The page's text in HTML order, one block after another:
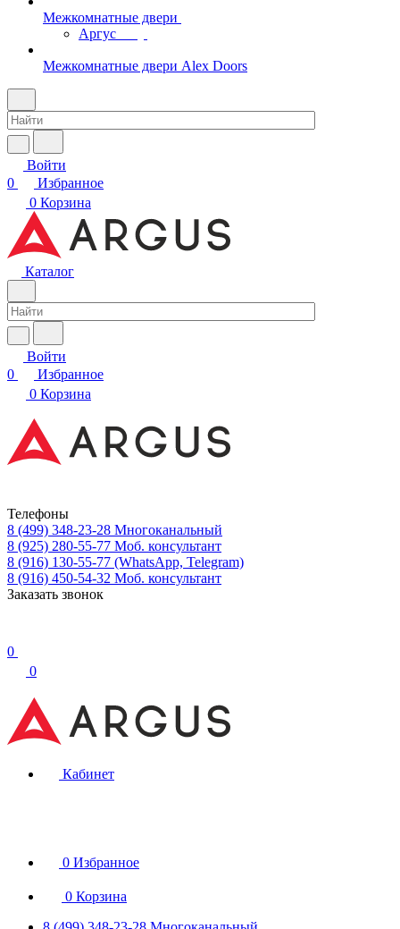
Межкомнатные двери
Аргус
Межкомнатные двери Alex Doors
Войти
0
Избранное
0 Корзина
Каталог
Войти
0
Избранное
0 Корзина
Телефоны
8 (499) 348-23-28 Многоканальный
8 (925) 280-55-77 Моб. консультант
8 (916) 130-55-77 (WhatsApp, Telegram)
8 (916) 450-54-32 Моб. консультант
Заказать звонок
0
0
Кабинет
0 Избранное
0 Корзина